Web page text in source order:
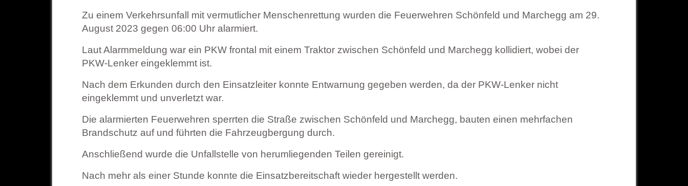
Zu einem Verkehrsunfall mit vermutlicher Menschenrettung wurden die Feuerwehren Schönfeld und Marchegg am 29.
August 2023 gegen 06:00 Uhr alarmiert.
Laut Alarmmeldung war ein PKW frontal mit einem Traktor zwischen Schönfeld und Marchegg kollidiert, wobei der
PKW-Lenker eingeklemmt ist.
Nach dem Erkunden durch den Einsatzleiter konnte Entwarnung gegeben werden, da der PKW-Lenker nicht
eingeklemmt und unverletzt war.
Die alarmierten Feuerwehren sperrten die Straße zwischen Schönfeld und Marchegg, bauten einen mehrfachen
Brandschutz auf und führten die Fahrzeugbergung durch.
Anschließend wurde die Unfallstelle von herumliegenden Teilen gereinigt.
Nach mehr als einer Stunde konnte die Einsatzbereitschaft wieder hergestellt werden.